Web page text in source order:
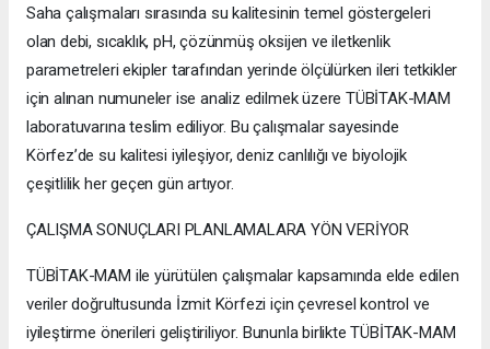
Saha çalışmaları sırasında su kalitesinin temel göstergeleri
olan debi, sıcaklık, pH, çözünmüş oksijen ve iletkenlik
parametreleri ekipler tarafından yerinde ölçülürken ileri tetkikler
için alınan numuneler ise analiz edilmek üzere TÜBİTAK-MAM
laboratuvarına teslim ediliyor. Bu çalışmalar sayesinde
Körfez’de su kalitesi iyileşiyor, deniz canlılığı ve biyolojik
çeşitlilik her geçen gün artıyor.
ÇALIŞMA SONUÇLARI PLANLAMALARA YÖN VERİYOR
TÜBİTAK-MAM ile yürütülen çalışmalar kapsamında elde edilen
veriler doğrultusunda İzmit Körfezi için çevresel kontrol ve
iyileştirme önerileri geliştiriliyor. Bununla birlikte TÜBİTAK-MAM